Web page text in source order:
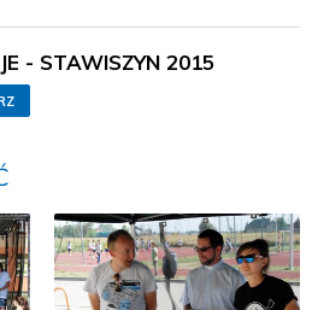
- STAWISZYN 2015